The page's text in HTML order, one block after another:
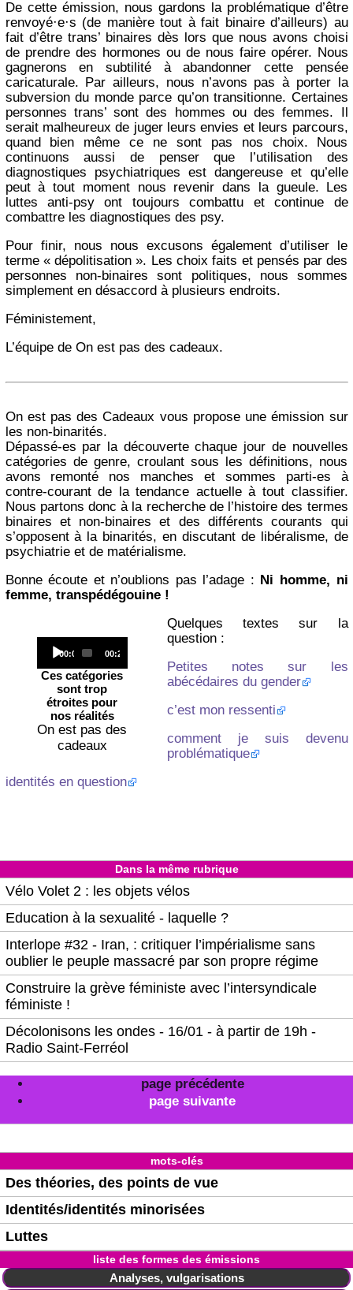
De cette émission, nous gardons la problématique d’être
renvoyé·e·s (de manière tout à fait binaire d’ailleurs) au
fait d’être trans’ binaires dès lors que nous avons choisi
de prendre des hormones ou de nous faire opérer. Nous
gagnerons en subtilité à abandonner cette pensée
caricaturale. Par ailleurs, nous n’avons pas à porter la
subversion du monde parce qu’on transitionne. Certaines
personnes trans’ sont des hommes ou des femmes. Il
serait malheureux de juger leurs envies et leurs parcours,
quand bien même ce ne sont pas nos choix. Nous
continuons aussi de penser que l’utilisation des
diagnostiques psychiatriques est dangereuse et qu’elle
peut à tout moment nous revenir dans la gueule. Les
luttes anti-psy ont toujours combattu et continue de
combattre les diagnostiques des psy.
Pour finir, nous nous excusons également d’utiliser le
terme « dépolitisation ». Les choix faits et pensés par des
personnes non-binaires sont politiques, nous sommes
simplement en désaccord à plusieurs endroits.
Féministement,
L’équipe de On est pas des cadeaux.
On est pas des Cadeaux vous propose une émission sur
les non-binarités.
Dépassé-es par la découverte chaque jour de nouvelles
catégories de genre, croulant sous les définitions, nous
avons remonté nos manches et sommes parti-es à
contre-courant de la tendance actuelle à tout classifier.
Nous partons donc à la recherche de l’histoire des termes
binaires et non-binaires et des différents courants qui
s’opposent à la binarités, en discutant de libéralisme, de
psychiatrie et de matérialisme.
Bonne écoute et n’oublions pas l’adage : Ni homme, ni
femme, transpédégouine !
Player
Current
00:00
Total
00:20
Ces catégories
sont trop
étroites pour
nos réalités
On est pas des
cadeaux
Quelques textes sur la
question :
Petites notes sur les
abécédaires du gender
c’est mon ressenti
comment je suis devenu
problématique
identités en question
Dans la même rubrique
Vélo Volet 2 : les objets vélos
Education à la sexualité - laquelle ?
Interlope #32 - Iran, : critiquer l’impérialisme sans
oublier le peuple massacré par son propre régime
Construire la grève féministe avec l’intersyndicale
féministe !
Décolonisons les ondes - 16/01 - à partir de 19h -
Radio Saint-Ferréol
page précédente
page suivante
mots-clés
Des théories, des points de vue
Identités/identités minorisées
Luttes
liste des formes des émissions
Analyses, vulgarisations